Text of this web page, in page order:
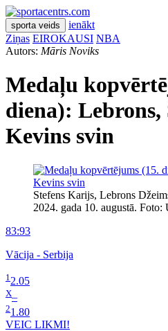
sporta veids
ienākt
Ziņas EIROKAUSI NBA
Autors: Māris Noviks
Medaļu
diena): Lebrons,
Kevins svin
Stefens Karijs, Lebrons
2024. gada 10. augustā. Foto:
83:93
Vācija - Serbija
1 2.05
X–
21.80
VEIC LIKMI!